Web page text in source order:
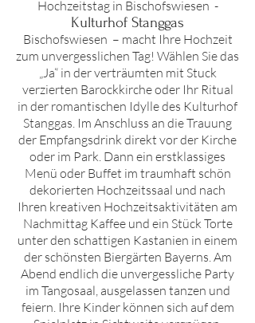
Hochzeitstag in Bischofswiesen -
Kulturhof Stanggas
Bischofswiesen – macht Ihre Hochzeit
zum unvergesslichen Tag! Wählen Sie das
„Ja“ in der verträumten mit Stuck
verzierten Barockkirche oder Ihr Ritual
in der romantischen Idylle des Kulturhof
Stanggas. Im Anschluss an die Trauung
der Empfangsdrink direkt vor der Kirche
oder im Park. Dann ein erstklassiges
Menü oder Buffet im traumhaft schön
dekorierten Hochzeitssaal und nach
Ihren kreativen Hochzeitsaktivitäten am
Nachmittag Kaffee und ein Stück Torte
unter den schattigen Kastanien in einem
der schönsten Biergärten Bayerns. Am
Abend endlich die unvergessliche Party
im Tangosaal, ausgelassen tanzen und
feiern. Ihre Kinder können sich auf dem